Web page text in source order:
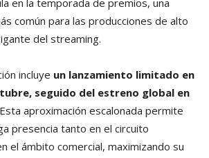
en la temporada de premios, una
común para las producciones de alto
del streaming.
incluye un lanzamiento limitado en
seguido del estreno global en
aproximación escalonada permite
presencia tanto en el circuito
el ámbito comercial, maximizando su